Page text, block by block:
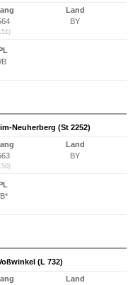
Land
BY
Neuherberg (St 2252)
Land
BY
(L 732)
Land